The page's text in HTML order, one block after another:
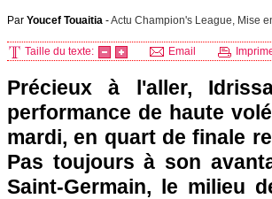
Par Youcef Touaitia -Actu Champion's League, Mise
Taille du texte: Email
Précieux à l'aller,
performance de haute
mardi, en quart de finale
Pas toujours à son
Saint-Germain, le milieu